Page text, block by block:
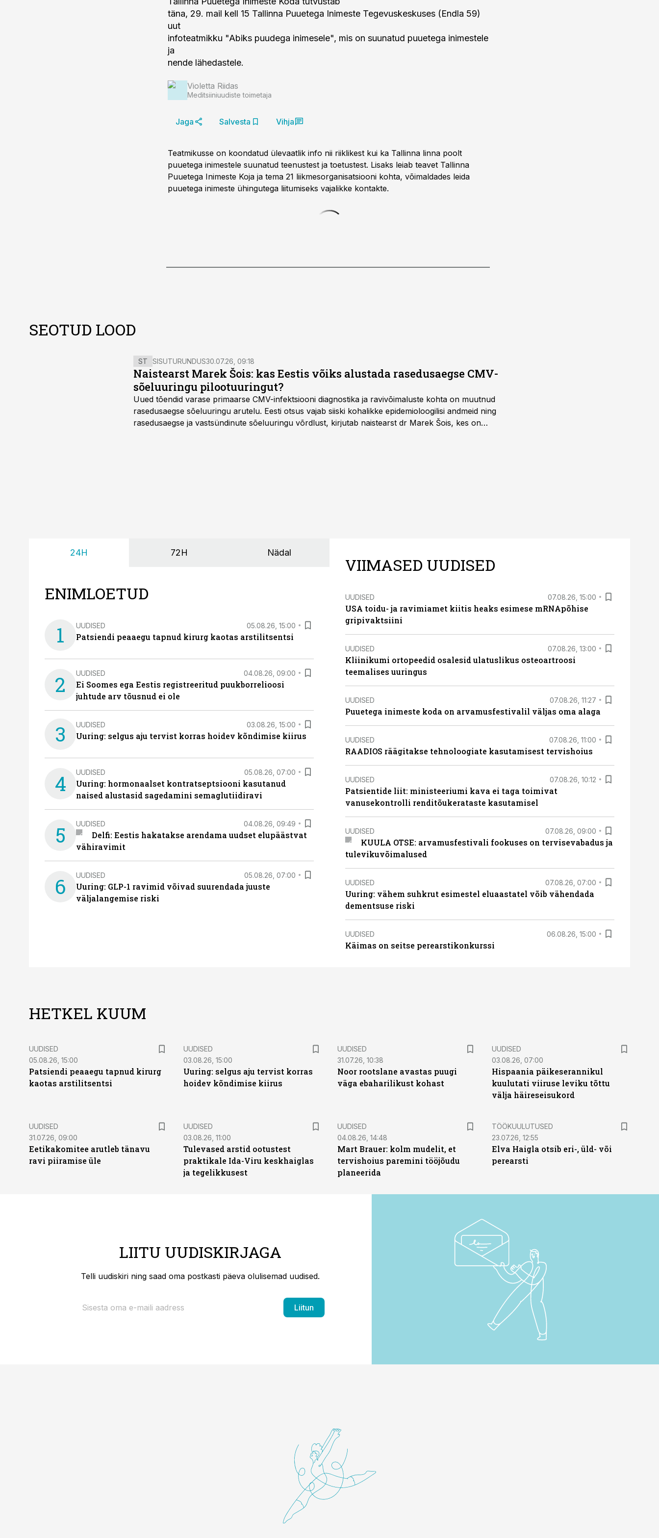
täna, 29. mail kell 15 Tallinna Puuetega Inimeste Tegevuskeskuses (Endla 59)
uut
infoteatmikku "Abiks puudega inimesele", mis on suunatud puuetega inimestele
ja
nende lähedastele.
Violetta Riidas
Meditsiiniuudiste toimetaja
Jaga Salvesta Vihja
Teatmikusse on koondatud ülevaatlik info nii riiklikest kui ka Tallinna linna poolt
puuetega inimestele suunatud teenustest ja toetustest. Lisaks leiab teavet Tallinna
Puuetega Inimeste Koja ja tema 21 liikmesorganisatsiooni kohta, võimaldades leida
puuetega inimeste ühingutega liitumiseks vajalikke kontakte.
SEOTUD LOOD
ST SISUTURUNDUS30.07.26, 09:18
Naistearst Marek Šois: kas Eestis võiks alustada rasedusaegse CMV-
sõeluuringu pilootuuringut?
Uued tõendid varase primaarse CMV-infektsiooni diagnostika ja ravivõimaluste kohta on muutnud
rasedusaegse sõeluuringu arutelu. Eesti otsus vajab siiski kohalikke epidemioloogilisi andmeid ning
rasedusaegse ja vastsündinute sõeluuringu võrdlust, kirjutab naistearst dr Marek Šois, kes on
24H 72H Nädal
ENIMLOETUD
1 UUDISED 05.08.26, 15:00
Patsiendi peaaegu tapnud kirurg kaotas arstilitsentsi
2 UUDISED 04.08.26, 09:00
Ei Soomes ega Eestis registreeritud puukborrelioosi
juhtude arv tõusnud ei ole
3 UUDISED 03.08.26, 15:00
Uuring: selgus aju tervist korras hoidev kõndimise kiirus
4 UUDISED 05.08.26, 07:00
Uuring: hormonaalset kontratseptsiooni kasutanud
naised alustasid sagedamini semaglutiidiravi
5 UUDISED 04.08.26, 09:49
Delfi: Eestis hakatakse arendama uudset elupäästvat
vähiravimit
6 UUDISED 05.08.26, 07:00
Uuring: GLP-1 ravimid võivad suurendada juuste
väljalangemise riski
VIIMASED UUDISED
UUDISED 07.08.26, 15:00
USA toidu- ja ravimiamet kiitis heaks esimese mRNApõhise
gripivaktsiini
UUDISED 07.08.26, 13:00
Kliinikumi ortopeedid osalesid ulatuslikus osteoartroosi
teemalises uuringus
UUDISED 07.08.26, 11:27
Puuetega inimeste koda on arvamusfestivalil väljas oma alaga
UUDISED 07.08.26, 11:00
RAADIOS räägitakse tehnoloogiate kasutamisest tervishoius
UUDISED 07.08.26, 10:12
Patsientide liit: ministeeriumi kava ei taga toimivat
vanusekontrolli renditõukerataste kasutamisel
UUDISED 07.08.26, 09:00
KUULA OTSE: arvamusfestivali fookuses on tervisevabadus ja
tulevikuvõimalused
UUDISED 07.08.26, 07:00
Uuring: vähem suhkrut esimestel eluaastatel võib vähendada
dementsuse riski
UUDISED 06.08.26, 15:00
Käimas on seitse perearstikonkurssi
HETKEL KUUM
UUDISED
05.08.26, 15:00
Patsiendi peaaegu tapnud kirurg
kaotas arstilitsentsi
UUDISED
03.08.26, 15:00
Uuring: selgus aju tervist korras
hoidev kõndimise kiirus
UUDISED
31.07.26, 10:38
Noor rootslane avastas puugi
väga ebaharilikust kohast
UUDISED
03.08.26, 07:00
Hispaania päikeserannikul
kuulutati viiruse leviku tõttu
välja häireseisukord
UUDISED
31.07.26, 09:00
Eetikakomitee arutleb tänavu
ravi piiramise üle
UUDISED
03.08.26, 11:00
Tulevased arstid ootustest
praktikale Ida-Viru keskhaiglas
ja tegelikkusest
UUDISED
04.08.26, 14:48
Mart Brauer: kolm mudelit, et
tervishoius paremini tööjõudu
planeerida
ST
TÖÖKUULUTUSED
23.07.26, 12:55
Elva Haigla otsib eri-, üld- või
perearsti
LIITU UUDISKIRJAGA
Telli uudiskiri ning saad oma postkasti päeva olulisemad uudised.
Liitun